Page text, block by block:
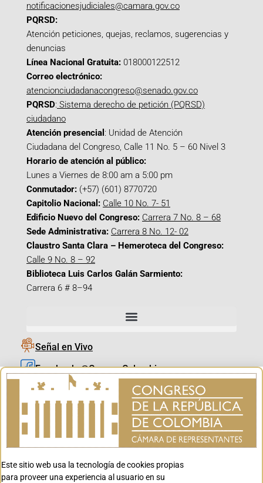
notificacionesjudiciales@camara.gov.co
PQRSD:
Atención peticiones, quejas, reclamos, sugerencias y
denuncias
Línea Nacional Gratuita: 018000122512
Correo electrónico:
atencionciudadanacongreso@senado.gov.co
PQRSD: Sistema derecho de petición (PQRSD)
ciudadano
Atención presencial : Unidad de Atención
Ciudadana del Congreso, Calle 11 No. 5 – 60 Nivel 3
Horario de atención al público:
Lunes a Viernes de 8:00 am a 5:00 pm
Conmutador: (+57) (601) 8770720
Capitolio Nacional: Calle 10 No. 7- 51
Edificio Nuevo del Congreso: Carrera 7 No. 8 – 68
Sede Administrativa: Carrera 8 No. 12- 02
Claustro Santa Clara – Hemeroteca del Congreso:
Calle 9 No. 8 – 92
Biblioteca Luis Carlos Galán Sarmiento:
Carrera 6 # 8–94
Señal en Vivo
Facebook_@CamaraColombia
Instagram_@CamaraColombia
X_@CamaraColombia
Youtube_@CamaraColombia
Youtube_@CanalCongreso
Este sitio web usa la tecnología de cookies propias
para proveer una experiencia al usuario en su